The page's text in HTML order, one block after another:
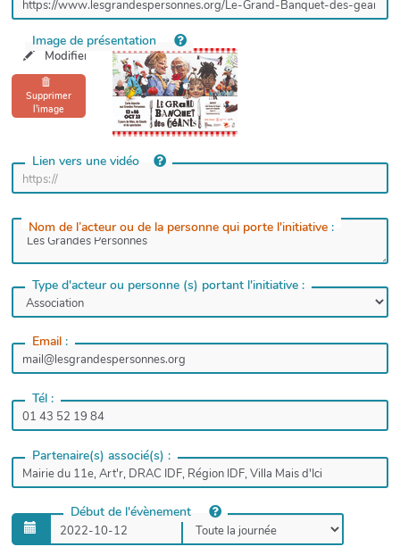
Image de présentation
Modifier l'image
Supprimer
l'image
Lien vers une vidéo
Nom de l’acteur ou de la personne qui porte l'initiative:
Type d'acteur ou personne (s) portant l'initiative :
Email :
Tél :
Partenaire(s) associé(s) :
Début de l'évènement